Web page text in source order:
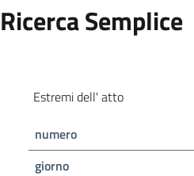
Ricerca Semplice
Estremi dell' atto
numero
giorno